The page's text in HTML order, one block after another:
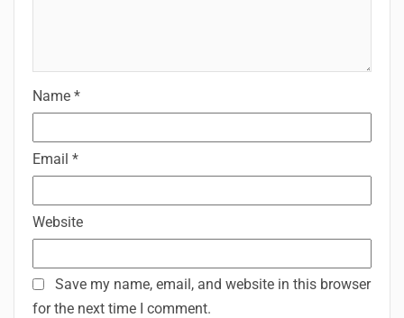
Name *
Email *
Website
Save my name, email, and website in this browser
for the next time I comment.